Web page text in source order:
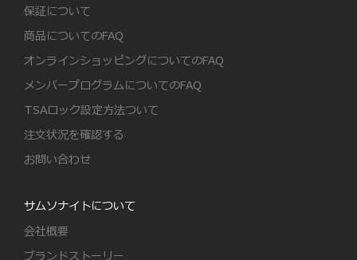
保証について
商品についてのFAQ
オンラインショッピングについてのFAQ
メンバープログラムについてのFAQ
TSAロック設定方法ついて
注文状況を確認する
お問い合わせ
サムソナイトについて
会社概要
ブランドストーリー